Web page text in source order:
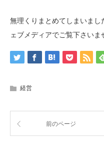
無理くりまとめてしまいまし
ェブメディアでご覧下さいま
経営
前のページ